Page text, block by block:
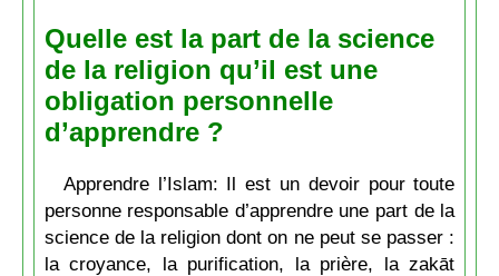
Quelle est la part de la science
de la religion qu’il est une
obligation personnelle
d’apprendre ?
Apprendre l’Islam: Il est un devoir pour toute
personne responsable d’apprendre une part de la
science de la religion dont on ne peut se passer :
la croyance, la purification, la prière, la zakāt